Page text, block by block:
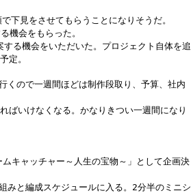
下見をさせてもらうことになりそうだ。
機会をもらった。
する機会をいただいた。プロジェクト自体を追
定。
くので一週間ほどは制作段取り、予算、社内
ばいけなくなる。かなりきつい一週間になり
キャッチャー～人生の宝物～」として企画決
みと編成スケジュールに入る。2分半のミニシ